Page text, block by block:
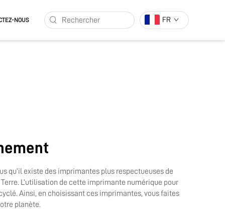
NOUS FR
qu’il existe des imprimantes plus respectueuses de
L’utilisation de cette imprimante numérique pour
Ainsi, en choisissant ces imprimantes, vous faites
planète.